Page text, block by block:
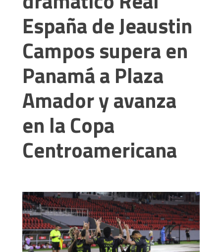
España de Jeaustin
Campos supera en
Panamá a Plaza
Amador y avanza
en la Copa
Centroamericana